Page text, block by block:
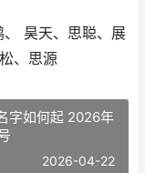
昊天、思聪、展
、思源
字如何起 2026年
2026-04-22